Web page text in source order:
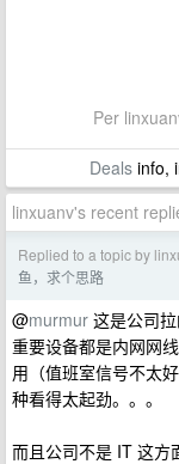
Per
Dealsinfo,
linxuanv's recent
Replied to a topic by
鱼，求个思路
@murmur 这是公司
重要设备都是内网网
用（值班室信号不太
种看得太起劲。。。
而且公司不是 IT 这方